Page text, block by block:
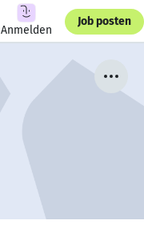
Anmelden
Job posten